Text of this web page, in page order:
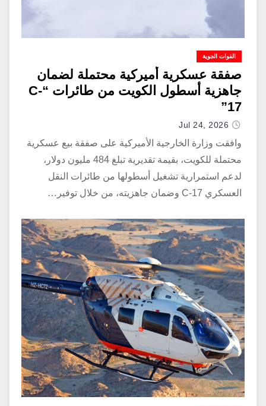
القوات الجوية
صفقة عسكرية أميركية محتملة لضمان
جاهزية أسطول الكويت من طائرات “C-
17”
Jul 24, 2026
وافقت وزارة الخارجية الأميركية على صفقة بيع عسكرية
محتملة للكويت، بقيمة تقديرية تبلغ 484 مليون دولار،
لدعم استمرارية تشغيل أسطولها من طائرات النقل
العسكري C-17 وضمان جاهزيته، من خلال توفير…